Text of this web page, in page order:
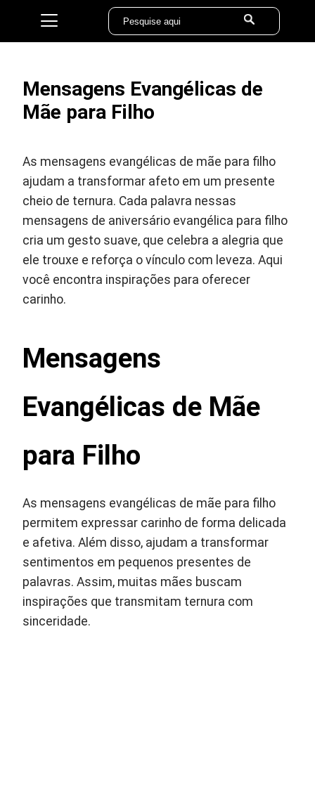
Mensagens Evangélicas de
Mãe para Filho
As mensagens evangélicas de mãe para filho
ajudam a transformar afeto em um presente
cheio de ternura. Cada palavra nessas
mensagens de aniversário evangélica para filho
cria um gesto suave, que celebra a alegria que
ele trouxe e reforça o vínculo com leveza. Aqui
você encontra inspirações para oferecer
carinho.
Mensagens
Evangélicas de Mãe
para Filho
As mensagens evangélicas de mãe para filho
permitem expressar carinho de forma delicada
e afetiva. Além disso, ajudam a transformar
sentimentos em pequenos presentes de
palavras. Assim, muitas mães buscam
inspirações que transmitam ternura com
sinceridade.